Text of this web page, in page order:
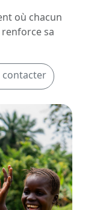
où chacun
sa
contacter